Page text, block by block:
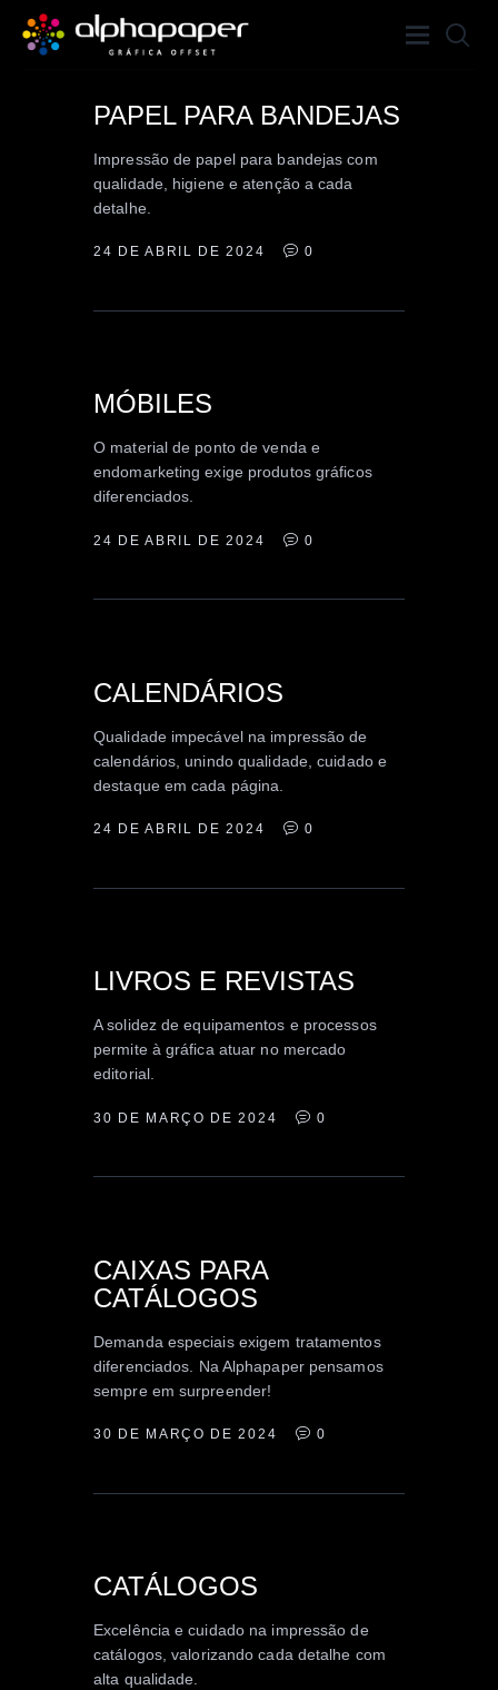
HOME
A GRÁFICA
BLOG
EDITORIAL INSTITUCIONAL
PAPEL PARA BANDEJAS
Impressão de papel para bandejas com
qualidade, higiene e atenção a cada
detalhe.
24 DE ABRIL DE 2024 0
DISPLAY
MÓBILES
O material de ponto de venda e
endomarketing exige produtos gráficos
diferenciados.
24 DE ABRIL DE 2024 0
EDITORIAL INSTITUCIONAL
CALENDÁRIOS
Qualidade impecável na impressão de
calendários, unindo qualidade, cuidado e
destaque em cada página.
24 DE ABRIL DE 2024 0
EDITORIAL
LIVROS E REVISTAS
A solidez de equipamentos e processos
permite à gráfica atuar no mercado
editorial.
30 DE MARÇO DE 2024 0
EMBALAGEM
CAIXAS PARA
CATÁLOGOS
Demanda especiais exigem tratamentos
diferenciados. Na Alphapaper pensamos
sempre em surpreender!
30 DE MARÇO DE 2024 0
EDITORIAL INSTITUCIONAL
CATÁLOGOS
Excelência e cuidado na impressão de
catálogos, valorizando cada detalhe com
alta qualidade.